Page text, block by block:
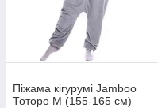
Піжама кігурумі Jamboo
Тоторо M (155-165 см)